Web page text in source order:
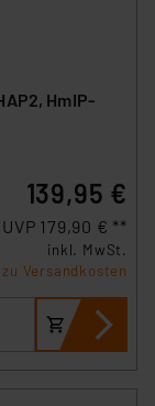
139,95 €
UVP 179,90 € **
inkl. MwSt.
Versandkosten